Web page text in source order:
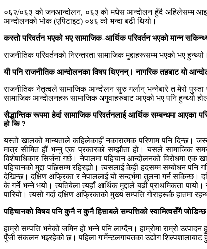
०६२/०६३ को जनआन्दोलन, ०६३ को मधेस आन्दोलन हुँदै अहिलेसम्म
आन्दोलनको भोक (एपिटाइट) ०४६ को भन्दा बढी थियो।
कस्तो परिवर्तन भएको भए सामाजिक–आर्थिक परिवर्तन भएको मान्न
राजनीतिक परिवर्तनको निरन्तरता सामाजिक मुद्दाहरूसम्म भएको भए
यी पनि राजनीतिक आन्दोलनका विषय थिएनन्। नागरिक तहबाट यो
राजनीतिक नेतृत्वले सामाजिक आन्दोलन सुरु गर्लान् भन्नेबारे त मेरो
सामाजिक आन्दोलनहरू सामाजिक अगुवाहरुबाट आएको भए पनि हुन्थ्यो
सैद्धान्तिक रूपमा हेर्दा सामाजिक परिवर्तनलाई आर्थिक सम्बन्धमा आएका
हो कि ?
यस्तो खालको मान्यताले कहिलेकाहीं नकारात्मक परिणाम पनि दिन्छ।
मात्र सीमित हौं भन्नु एक प्रकारको सम्झौता हो। यसले सामाजिक
विशेषाधिकार सिर्जना गर्छ। नेपालमा पहिचान आन्दोलनको विरोधमा
पहिचानको मुद्दा पछिसम्म रहिरह्यो। त्यसलाई केही हदसम्म सम्बोधन
देखिन्छ। दक्षिण अफ्रिका र नेपाललाई यो सन्दर्भमा तुलना गर्न सकिन्छ।
के गर्ने भन्ने भयो। त्यतिबेला त्यहाँ आर्थिक मुद्दाले बढी प्राथमिकता
पारियो। त्यसो गर्दा दक्षिण अफ्रिकाको मुख्य सम्पत्ति गोराहरूकै हातमा
पहिचानको विषय पनि कुनै न कुनै हिसाबले सम्पत्तिको स्वामित्वसँगै
हाम्रो सम्पत्ति भनेको जमिन हो भन्ने पनि लाग्दैन। हाम्रोमा राम्रो
पुँजी संकलन भइरहेको छ। पहिला गार्मेन्टलगायतका उद्योग शिल्पशालाबाट